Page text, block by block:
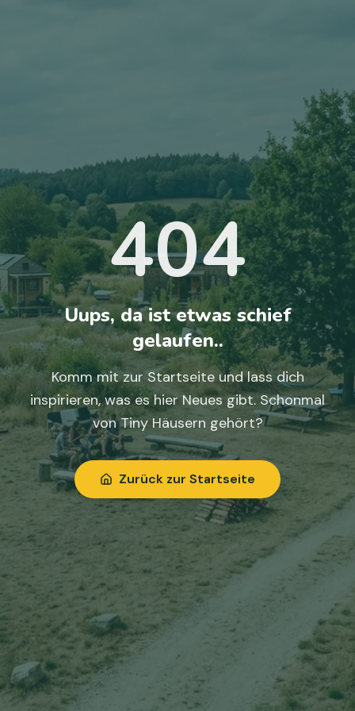
404
Uups, da ist etwas schief
gelaufen..
Komm mit zur Startseite und lass dich
inspirieren, was es hier Neues gibt. Schonmal
von Tiny Häusern gehört?
Zurück zur Startseite